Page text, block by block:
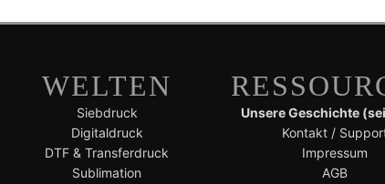
WELTEN
Siebdruck
Digitaldruck
DTF & Transferdruck
Sublimation
Unsere Geschichte
Kontakt /
Impressum
AGB